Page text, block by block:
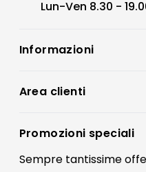
Lun-Ven 8.30 -
Informazioni
Condizioni di vendita
Preferenze Cookies
Termini e condizioni
Area clienti
Registrati
Il mio account
Promozioni speciali
Sempre tantissime